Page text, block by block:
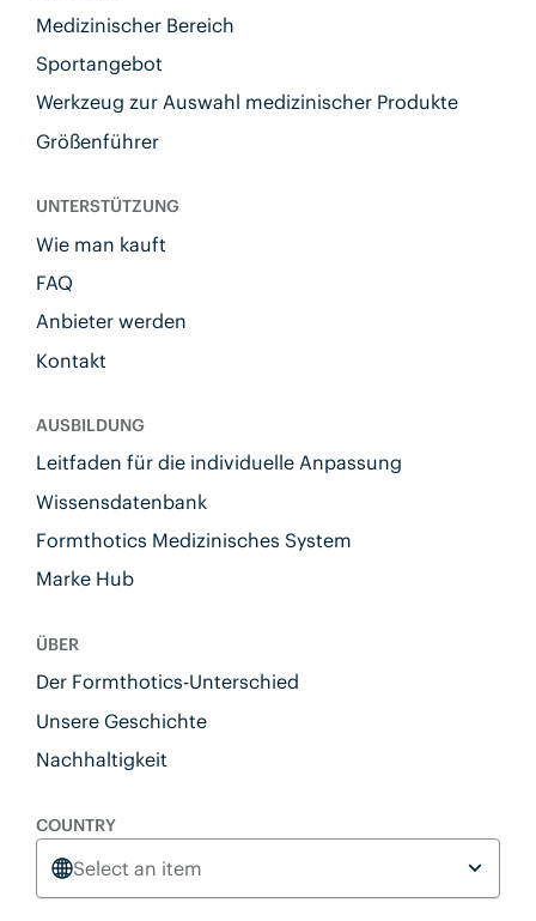
Medizinischer Bereich
Sportangebot
Werkzeug zur Auswahl medizinischer Produkte
Größenführer
UNTERSTÜTZUNG
Wie man kauft
FAQ
Anbieter werden
Kontakt
AUSBILDUNG
Leitfaden für die individuelle Anpassung
Wissensdatenbank
Formthotics Medizinisches System
Marke Hub
ÜBER
Der Formthotics-Unterschied
Unsere Geschichte
Nachhaltigkeit
COUNTRY
Select an item